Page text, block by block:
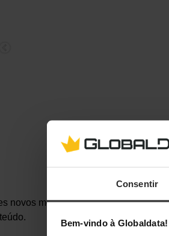
Consentir
Bem-vindo à Globaldata!
novos monitores são mesmo muito